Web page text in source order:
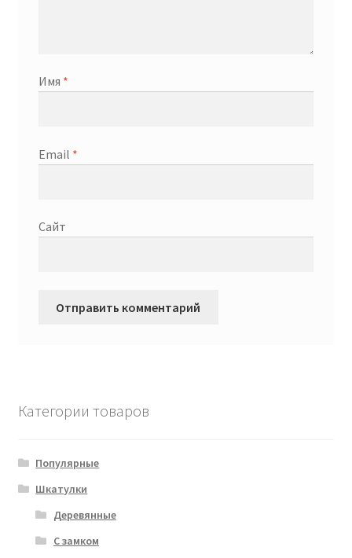
Имя *
Email *
Сайт
Категории товаров
Популярные
Шкатулки
Деревянные
С замком